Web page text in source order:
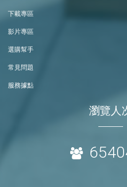
下載專區
影片專區
選購幫手
常見問題
服務據點
瀏覽人